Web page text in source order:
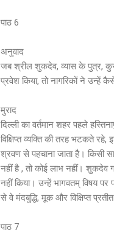
पाठ 6
अनुवाद
जब श्रील शुकदेव, व्यास के पुत्र, कुरु
प्रवेश किया, तो नागरिकों ने उन्हें
मुराद
दिल्ली का वर्तमान शहर पहले
विक्षिप्त व्यक्ति की तरह भटकते
श्रवण से पहचाना जाता है। किसी
नहीं है , तो कोई लाभ नहीं। शुकदेव
नहीं किया। उन्हें भागवतम् विषय
से वे मंदबुद्धि, मूक और विक्षिप्त
पाठ 7